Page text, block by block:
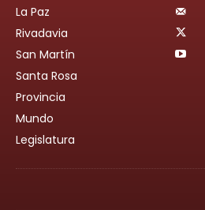
La Paz
Rivadavia
San Martín
Santa Rosa
Provincia
Mundo
Legislatura